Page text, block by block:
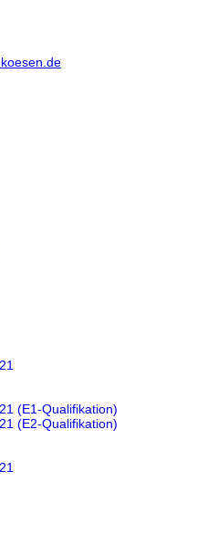
(E1-Qualifikation)
(E2-Qualifikation)